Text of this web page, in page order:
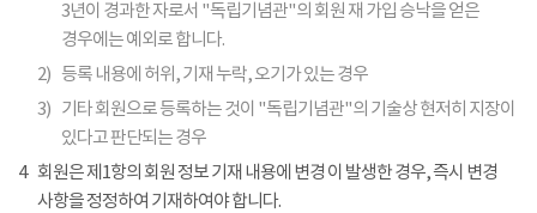
3년이 경과한 자로서 "독립기념관"의 회원 재 가입 승낙을 얻은
경우에는 예외로 합니다.
2) 등록 내용에 허위, 기재 누락, 오기가 있는 경우
3) 기타 회원으로 등록하는 것이 "독립기념관"의 기술상 현저히 지장이
있다고 판단되는 경우
4
회원은 제1항의 회원 정보 기재 내용에 변경 이 발생한 경우, 즉시 변경
사항을 정정하여 기재하여야 합니다.